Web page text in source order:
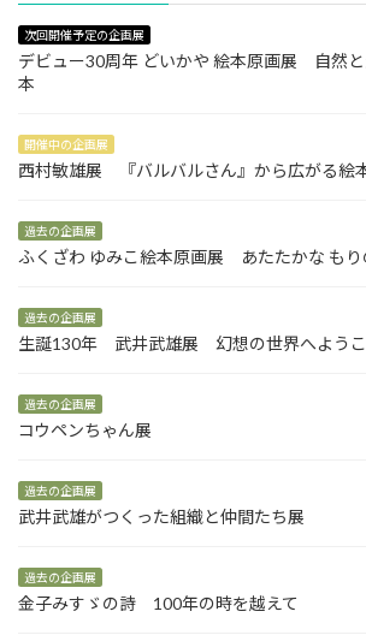
次回開催予定の企画展
デビュー30周年 どいかや 絵本原画展 自然
本
開催中の企画展
西村敏雄展 『バルバルさん』から広がる絵
過去の企画展
ふくざわ ゆみこ絵本原画展 あたたかな もり
過去の企画展
生誕130年 武井武雄展 幻想の世界へよう
過去の企画展
コウペンちゃん展
過去の企画展
武井武雄がつくった組織と仲間たち展
過去の企画展
金子みすゞの詩 100年の時を越えて